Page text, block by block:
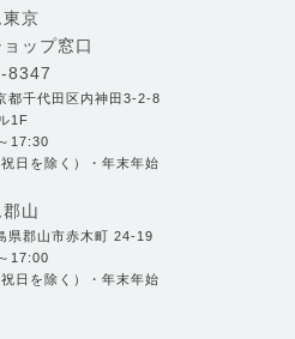
京
ップ窓口
8347
都千代田区内神田3-2-8
1F
17:30
日を除く）・年末年始
山
県郡山市赤木町 24-19
17:00
日を除く）・年末年始